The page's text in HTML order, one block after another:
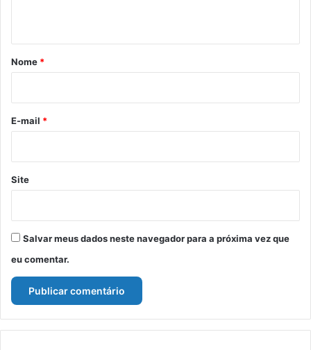
r
*
Nome *
E-mail *
Site
Salvar meus dados neste navegador para a próxima vez que
eu comentar.